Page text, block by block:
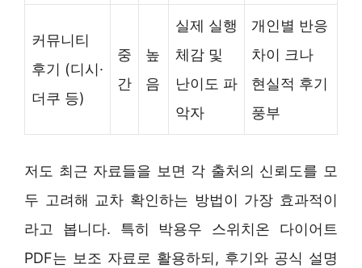
커뮤니티
후기 (디시·
더쿠 등)
중
간
높
음
실제 실행
체감 및
난이도 파
악자
개인별 반응
차이 크나
현실적 후기
풍부
저도 최근 자료들을 보면 각 출처의 신뢰도를 모
두 고려해 교차 확인하는 방법이 가장 효과적이
라고 봅니다. 특히 박용우 스위치온 다이어트
PDF는 보조 자료로 활용하되, 후기와 공식 설명